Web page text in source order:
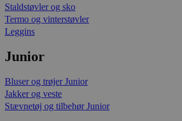
Staldstøvler og sko
Termo og vinterstøvler
Leggins
Junior
Bluser og trøjer Junior
Jakker og veste
Stævnetøj og tilbehør Junior